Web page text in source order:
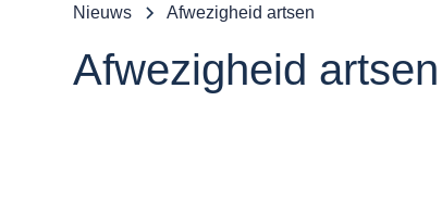
Nieuws Afwezigheid artsen
Afwezigheid artsen